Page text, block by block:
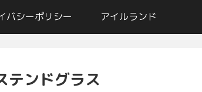
バシーポリシー アイルランド
ンドグラス